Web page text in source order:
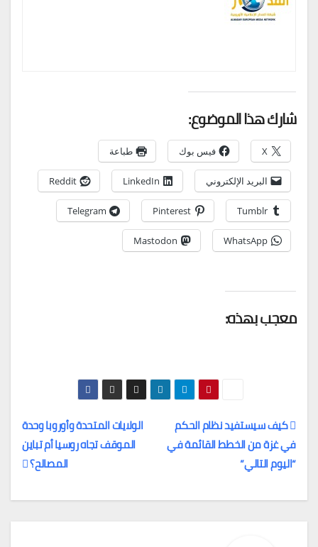
شارك هذا الموضوع:
X فيس بوك طباعة
البريد الإلكتروني LinkedIn
Reddit
Tumblr
Pinterest
Telegram
WhatsApp
Mastodon
معجب بهذه:
تصفّح
المقالات
الولايات المتحدة وأوروبا وحدة
الموقف تجاه روسيا أم تباين
المصالح؟
كيف سيستفيد نظام الحكم
في غزة من الخطط القائمة في
“اليوم التالي”